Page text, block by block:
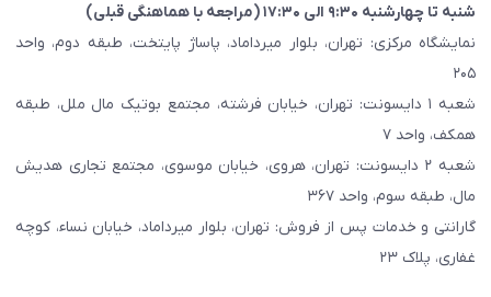
شنبه تا چهارشنبه ۹:۳۰ الی ۱۷:۳۰ (مراجعه با هماهنگی قبلی)
نمایشگاه مرکزی: تهران، بلوار میرداماد، پاساژ پایتخت، طبقه دوم، واحد
۲۰۵
شعبه ۱ دایسونت: تهران، خیابان فرشته، مجتمع بوتیک مال ملل، طبقه
همکف، واحد ۷
شعبه ۲ دایسونت: تهران، هروی، خیابان موسوی، مجتمع تجاری هدیش
مال، طبقه سوم، واحد ۳۶۷
گارانتی و خدمات پس از فروش: تهران، بلوار میرداماد، خیابان نساء، کوچه
غفاری، پلاک ۲۳